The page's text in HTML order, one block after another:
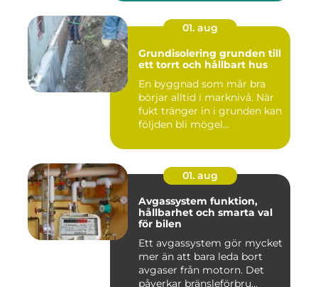
01. aug
Grundisolering grunden till
ett torrt och hållbart hus
En byggnad som mår bra
börjar alltid i marknivå. När
fukt tränger in i grunden kan
följden bli mögel...
01. aug
Avgassystem funktion,
hållbarhet och smarta val
för bilen
Ett avgassystem gör mycket
mer än att bara leda bort
avgaser från motorn. Det
påverkar bränsleförbru...